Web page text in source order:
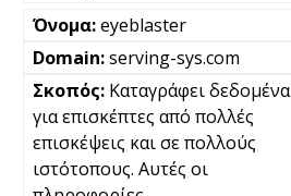
eyeblaster
serving-sys.com
Καταγράφει δεδομένα
για επισκέπτες από πολλές
επισκέψεις και σε πολλούς
ιστότοπους. Αυτές οι